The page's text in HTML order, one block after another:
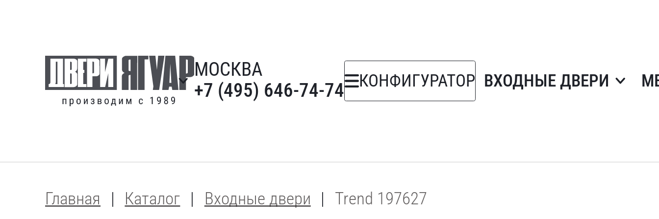
МОСКВА
+7 (495) 646-74-74
КОНФИГУРАТОР ВХОДНЫЕ ДВЕРИ
Главная Каталог Входные двери Trend 197627